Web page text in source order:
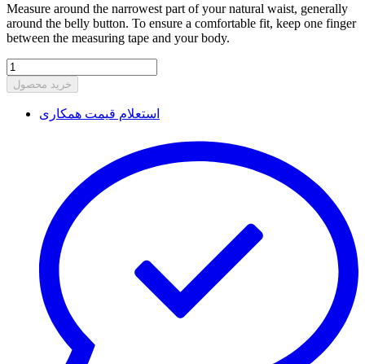
Measure around the narrowest part of your natural waist, generally
around the belly button. To ensure a comfortable fit, keep one finger
between the measuring tape and your body.
خرید محصول
استعلام قیمت همکاری